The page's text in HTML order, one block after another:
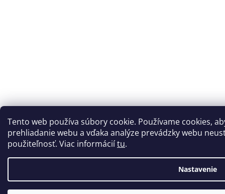
Tento web používa súbory cookie. Používame cookies,
prehliadanie webu a vďaka analýze prevádzky webu
použiteľnosť. Viac informáciítu.
Nastavenie